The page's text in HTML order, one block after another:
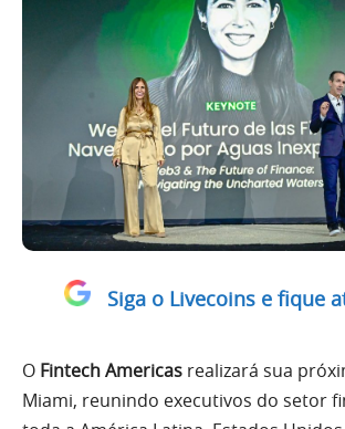
Siga o Livecoins e fique
O Fintech Americas realizará sua
Miami, reunindo executivos do setor